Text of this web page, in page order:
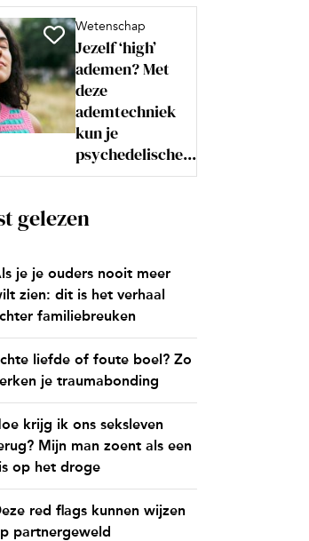
Wetenschap
Jezelf ‘high’
ademen? Met
deze
ademtechniek
kun je
psychedelische...
gelezen
je je ouders nooit meer
zien: dit is het verhaal
familiebreuken
liefde of foute boel? Zo
je traumabonding
krijg ik ons seksleven
Mijn man zoent als een
op het droge
red flags kunnen wijzen
partnergeweld